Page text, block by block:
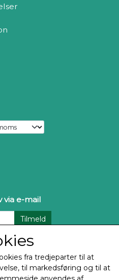
via e-mail
Tilmeld
fra tredjeparter til at
til markedsføring og til at